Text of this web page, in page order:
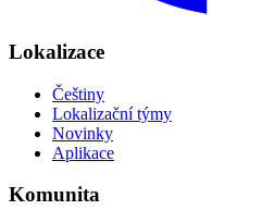
Lokalizace
Češtiny
Lokalizační týmy
Novinky
Aplikace
Komunita